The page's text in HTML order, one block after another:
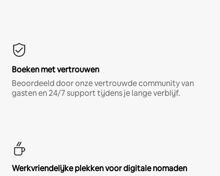
Boeken met vertrouwen
Beoordeeld door onze vertrouwde community van
gasten en 24/7 support tijdens je lange verblijf.
Werkvriendelijke plekken voor digitale nomaden